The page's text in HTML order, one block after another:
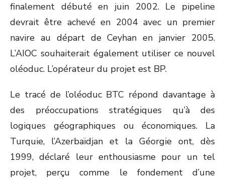
finalement débuté en juin 2002. Le pipeline
devrait être achevé en 2004 avec un premier
navire au départ de Ceyhan en janvier 2005.
L’AIOC souhaiterait également utiliser ce nouvel
oléoduc. L’opérateur du projet est BP.
Le tracé de l’oléoduc BTC répond davantage à
des préoccupations stratégiques qu’à des
logiques géographiques ou économiques. La
Turquie, l’Azerbaïdjan et la Géorgie ont, dès
1999, déclaré leur enthousiasme pour un tel
projet, perçu comme le fondement d’une